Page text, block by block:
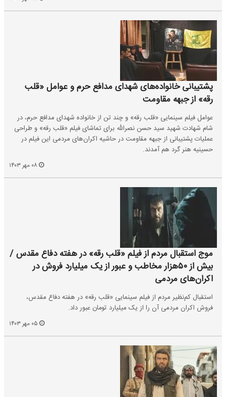
پشتیبانی خانواده‌های شهدای مدافع حرم و عوامل «قلب
رقه» از جبهه مقاومت
عوامل فیلم سینمایی «قلب رقه» و چند تن از خانواده شهدای مدافع حرم، در
شام شهادت شهید سید حسن نصرالله برای تماشای فیلم «قلب رقه» و طراحی
عملیات پشتیبانی از جبهه مقاومت در حاشیه اکران‌های مردمی این فیلم در
حسینیه هنر گرد هم آمدند.
موج استقبال مردم از فیلم «قلب رقه» در هفته دفاع مقدس /
بیش از ۵۰هزار مخاطب و عبور از یک میلیارد فروش در
اکران‌های مردمی
استقبال کم‌نظیر مردم از فیلم سینمایی «قلب رقه» در هفته دفاع مقدس،
فروش اکران مردمی آن را از یک میلیارد تومان عبور داد.